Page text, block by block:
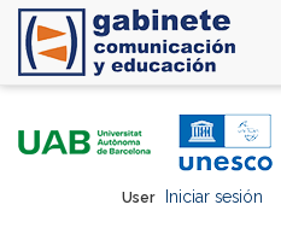
User Iniciar sesión